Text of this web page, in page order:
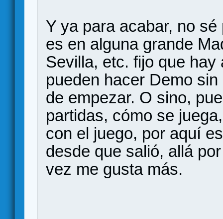
Y ya para acabar, no
es en alguna grande
Sevilla, etc. fijo que hay
pueden hacer Demo
de empezar. O sino,
partidas, cómo se
con el juego, por aquí
desde que salió, allá
vez me gusta más.